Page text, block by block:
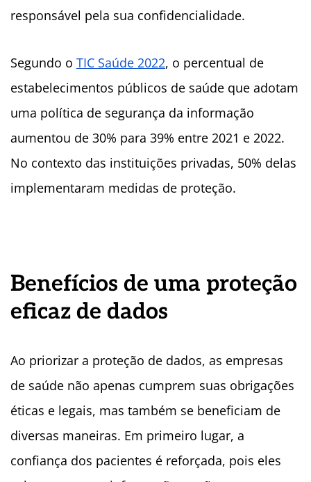
responsável pela sua confidencialidade.
Segundo o TIC Saúde 2022, o percentual de
estabelecimentos públicos de saúde que adotam
uma política de segurança da informação
aumentou de 30% para 39% entre 2021 e 2022.
No contexto das instituições privadas, 50% delas
implementaram medidas de proteção.
Benefícios de uma proteção
eficaz de dados
Ao priorizar a proteção de dados, as empresas
de saúde não apenas cumprem suas obrigações
éticas e legais, mas também se beneficiam de
diversas maneiras. Em primeiro lugar, a
confiança dos pacientes é reforçada, pois eles